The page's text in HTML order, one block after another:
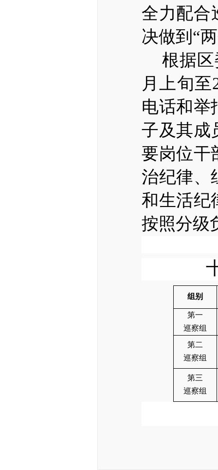
全力配合
决做到“
根据
月上旬
电话和举
子及其成
要岗位干
治纪律、
和生活纪
按照分级
组别
第一
巡察组
第二
巡察组
第三
巡察组